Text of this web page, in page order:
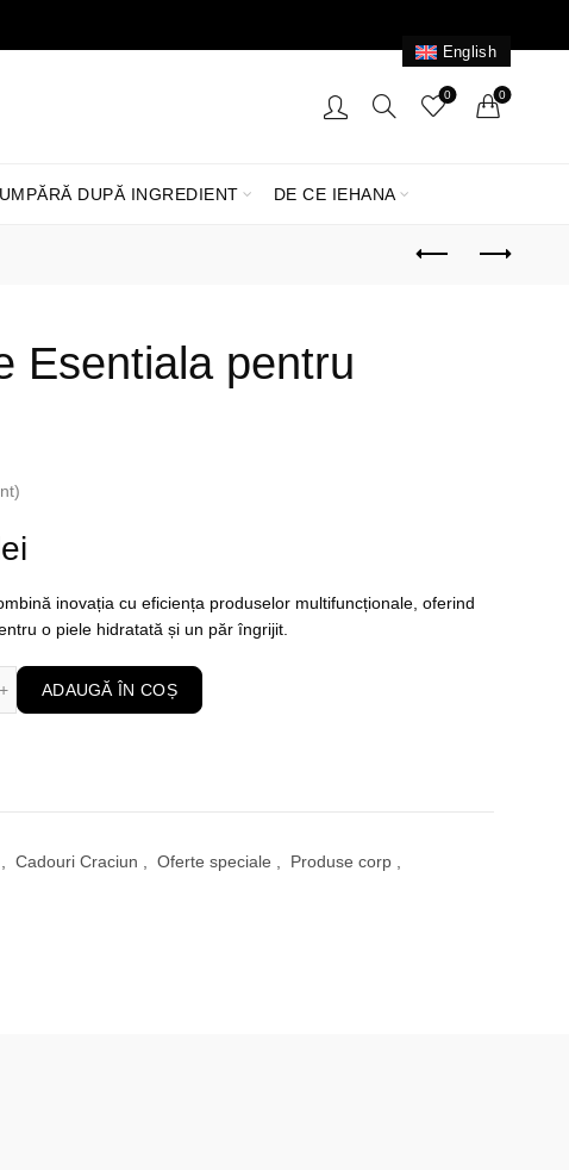
English
0 0
DUPĂ INGREDIENT DE CE IEHANA
Esentiala pentru
Prețul
curent
169,00 lei.
inovația cu eficiența produselor multifuncționale, oferind
o piele hidratată și un păr îngrijit.
Set Ingrijire Esentiala pentru Barbati
ADAUGĂ ÎN COȘ
, Cadouri Craciun , Oferte speciale , Produse corp ,